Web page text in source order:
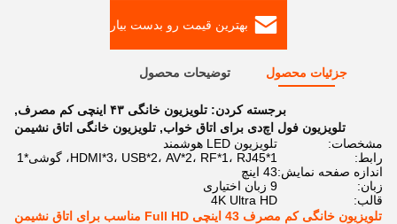
بهترین قیمت رو بدست بیار
جزئیات محصول توضیحات محصول
برجسته کردن: تلویزیون خانگی ۴۳ اینچی کم مصرف
,
تلویزیون فول اچ‌دی برای اتاق خواب, تلویزیون خانگی اتاق نشیمن
مشخصات:
تلویزیون LED هوشمند
رابط:
HDMI*3، USB*2، AV*2، RF*1، RJ45*1، گوشی*1
اندازه صفحه نمایش:43 اینچ
زبان:
9 زبان اختیاری
قالب:
4K Ultra HD
تلویزیون خانگی کم مصرف 43 اینچی Full HD مناسب برای اتاق نشیمن